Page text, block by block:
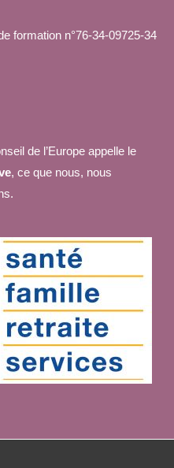
formation n°76-34-09725-34
de l’Europe appelle le
, ce que nous, nous